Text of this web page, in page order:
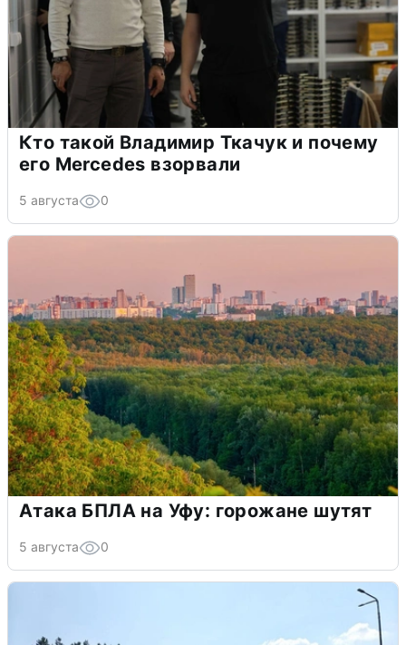
Кто такой Владимир Ткачук и почему
его Mercedes взорвали
5 августа 0
Атака БПЛА на Уфу: горожане шутят
5 августа 0